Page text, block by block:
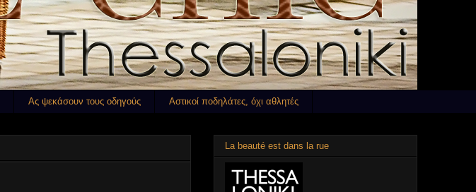
Ας ψεκάσουν τους οδηγούς Αστικοί ποδηλάτες, όχι αθλητές
La beauté est dans la rue